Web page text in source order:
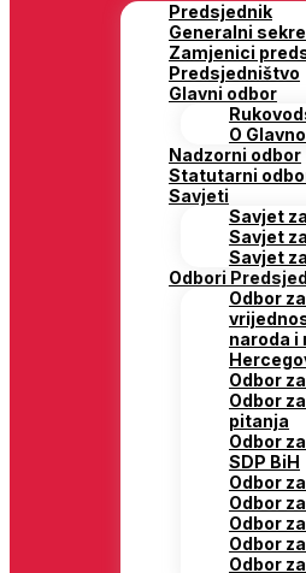
Predsjednik
Generalni
Zamjenici
Predsjedništvo
Glavni odbor
O
Nadzorni odbor
Statutarni
Savjeti
Savjet
Savjet
Savjet
Odbori
Odbor
naroda i
Odbor
Odbor
pitanja
Odbor
SDP BiH
Odbor
Odbor
Odbor
Odbor
Odbor